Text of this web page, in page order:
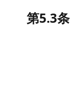
第5.3条